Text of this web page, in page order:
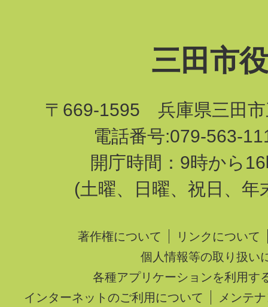
三田市
〒669-1595 兵庫県三田市
電話番号:079-563-
開庁時間：9時から
(土曜、日曜、祝日、年
著作権について
リンクについて
個人情報等の取り扱い
各種アプリケーションを利用す
インターネットのご利用について
メンテ